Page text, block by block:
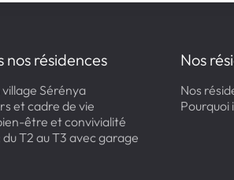
nos résidences
Sérénya
et cadre de vie
être et convivialité
du T2 au T3 avec garage
Nos
Nos
Pourquoi